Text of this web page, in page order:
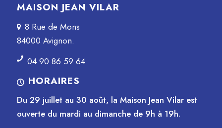
MAISON JEAN VILAR
8 Rue de Mons
84000 Avignon.
04 90 86 59 64
HORAIRES
Du 29 juillet au 30 août, la Maison Jean Vilar est
ouverte du mardi au dimanche de 9h à 19h.